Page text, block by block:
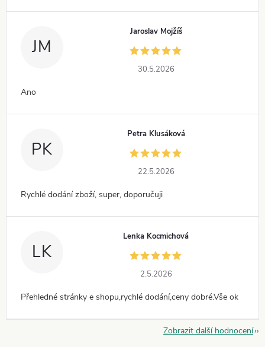
JM
Jaroslav Mojžíš
30.5.2026
Ano
PK
Petra Klusáková
22.5.2026
Rychlé dodání zboží, super, doporučuji
LK
Lenka Kocmichová
2.5.2026
Přehledné stránky e shopu,rychlé dodání,ceny dobré.Vše ok
Zobrazit další hodnocení